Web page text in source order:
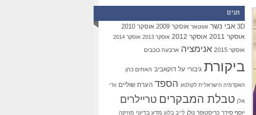
תגים
3D אבי נשר אווטאר אוסקר 2009 אוסקר 2010
אוסקר 2011 אוסקר 2012 אוסקר 2013 אוסקר 2014
אוסקר 2015 אנימציה ארבעה כוכבים
ביקורת גיבורי על דוקאביב האחים כהן
האקדמיה הישראלית לקולנוע הספד הערת שוליים וודי
אלן טבלת המבקרים טריילרים
יוסף סידר כריסטופר נולן לייב בלוג מדע בדיוני מוזיקה